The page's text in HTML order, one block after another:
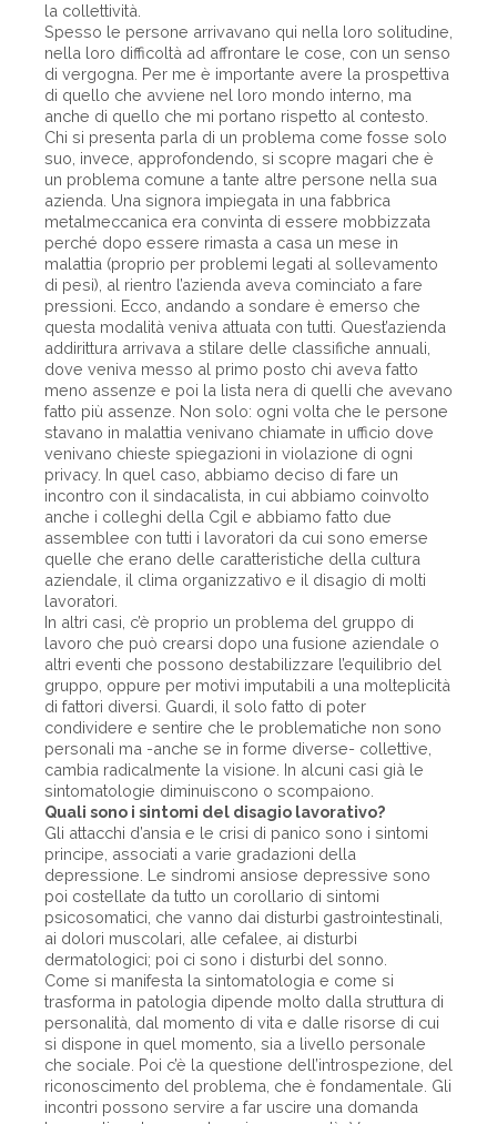
la collettività.
Spesso le persone arrivavano qui nella loro solitudine,
nella loro difficoltà ad affrontare le cose, con un senso
di vergogna. Per me è importante avere la prospettiva
di quello che avviene nel loro mondo interno, ma
anche di quello che mi portano rispetto al contesto.
Chi si presenta parla di un problema come fosse solo
suo, invece, approfondendo, si scopre magari che è
un problema comune a tante altre persone nella sua
azienda. Una signora impiegata in una fabbrica
metalmeccanica era convinta di essere mobbizzata
perché dopo essere rimasta a casa un mese in
malattia (proprio per problemi legati al sollevamento
di pesi), al rientro l’azienda aveva cominciato a fare
pressioni. Ecco, andando a sondare è emerso che
questa modalità veniva attuata con tutti. Quest’azienda
addirittura arrivava a stilare delle classifiche annuali,
dove veniva messo al primo posto chi aveva fatto
meno assenze e poi la lista nera di quelli che avevano
fatto più assenze. Non solo: ogni volta che le persone
stavano in malattia venivano chiamate in ufficio dove
venivano chieste spiegazioni in violazione di ogni
privacy. In quel caso, abbiamo deciso di fare un
incontro con il sindacalista, in cui abbiamo coinvolto
anche i colleghi della Cgil e abbiamo fatto due
assemblee con tutti i lavoratori da cui sono emerse
quelle che erano delle caratteristiche della cultura
aziendale, il clima organizzativo e il disagio di molti
lavoratori.
In altri casi, c’è proprio un problema del gruppo di
lavoro che può crearsi dopo una fusione aziendale o
altri eventi che possono destabilizzare l’equilibrio del
gruppo, oppure per motivi imputabili a una molteplicità
di fattori diversi. Guardi, il solo fatto di poter
condividere e sentire che le problematiche non sono
personali ma -anche se in forme diverse- collettive,
cambia radicalmente la visione. In alcuni casi già le
sintomatologie diminuiscono o scompaiono.
Quali sono i sintomi del disagio lavorativo?
Gli attacchi d’ansia e le crisi di panico sono i sintomi
principe, associati a varie gradazioni della
depressione. Le sindromi ansiose depressive sono
poi costellate da tutto un corollario di sintomi
psicosomatici, che vanno dai disturbi gastrointestinali,
ai dolori muscolari, alle cefalee, ai disturbi
dermatologici; poi ci sono i disturbi del sonno.
Come si manifesta la sintomatologia e come si
trasforma in patologia dipende molto dalla struttura di
personalità, dal momento di vita e dalle risorse di cui
si dispone in quel momento, sia a livello personale
che sociale. Poi c’è la questione dell’introspezione, del
riconoscimento del problema, che è fondamentale. Gli
incontri possono servire a far uscire una domanda